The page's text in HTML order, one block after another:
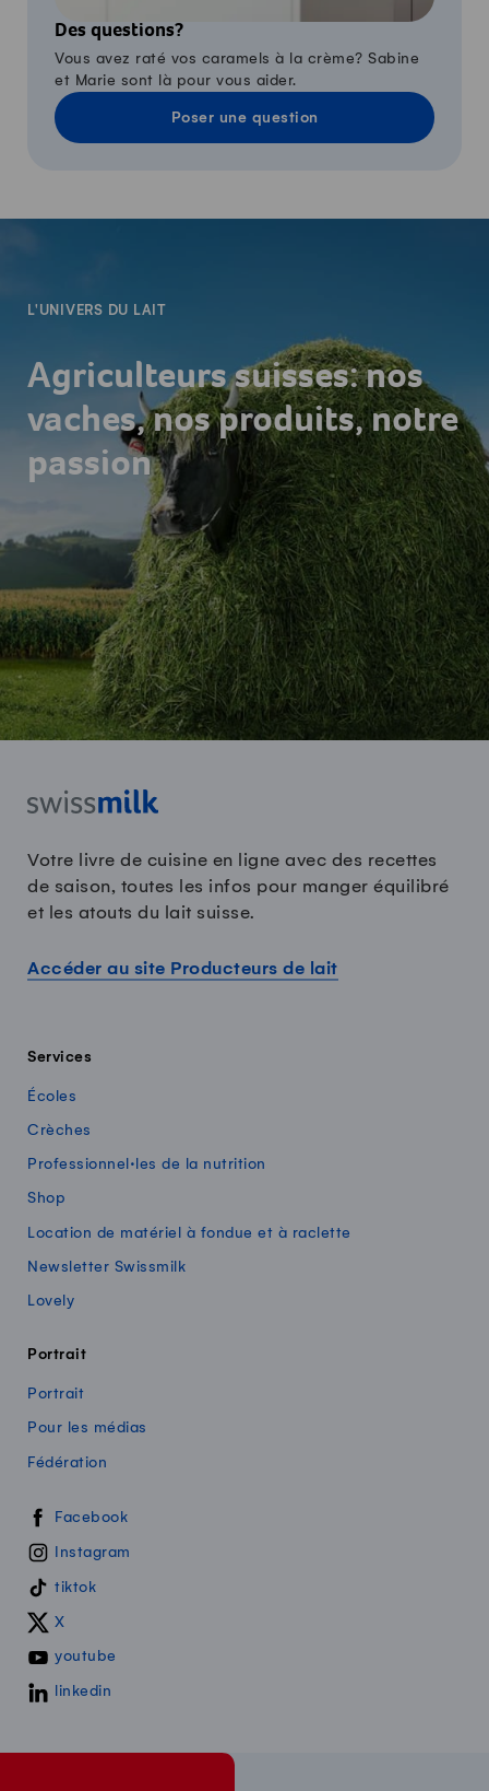
Des questions?
Vous avez raté vos caramels à la crème? Sabine
et Marie sont là pour vous aider.
Poser une question
L'UNIVERS DU LAIT
Agriculteurs suisses: nos
vaches, nos produits, notre
passion
Votre livre de cuisine en ligne avec des recettes
de saison, toutes les infos pour manger équilibré
et les atouts du lait suisse.
Accéder au site Producteurs de lait
Services
Écoles
Crèches
Professionnel·les de la nutrition
Shop
Location de matériel à fondue et à raclette
Newsletter Swissmilk
Lovely
Portrait
Portrait
Pour les médias
Fédération
Swissmilk sur les réseaux sociaux
Facebook
Instagram
tiktok
X
youtube
linkedin